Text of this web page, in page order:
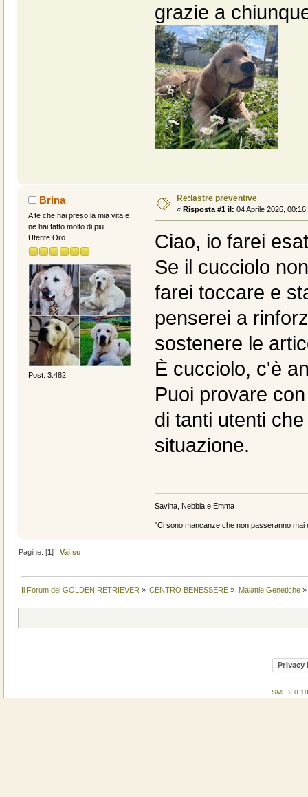
grazie a
Brina
A te che hai preso la mia vita e
ne hai fatto molto di piu
Utente Oro
Post: 3.482
Re:lastre preventive
« Risposta #1 il: 04 Aprile 2026,
Ciao, io farei
Se il cucciolo
farei toccare e
penserei a
sostenere le
È cucciolo, c'è
Puoi provare
di tanti utenti
situazione.
Savina, Nebbia e Emma
"Ci sono mancanze che non passeranno
Pagine: [1]Vai su
Il Forum del GOLDEN RETRIEVER » CENTRO BENESSERE » Malattie Genetiche»
Privacy
SMF 2.0.18